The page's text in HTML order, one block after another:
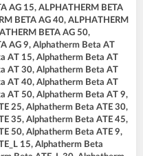
AG 15, ALPHATHERM BETA
BETA AG 40, ALPHATHERM
BETA AG 50,
AG 9, Alphatherm Beta AT
AT 15, Alphatherm Beta AT
AT 30, Alphatherm Beta AT
AT 40, Alphatherm Beta AT
AT 50, Alphatherm Beta AT 9,
25, Alphatherm Beta ATE 30,
35, Alphatherm Beta ATE 45,
50, Alphatherm Beta ATE 9,
15, Alphatherm Beta